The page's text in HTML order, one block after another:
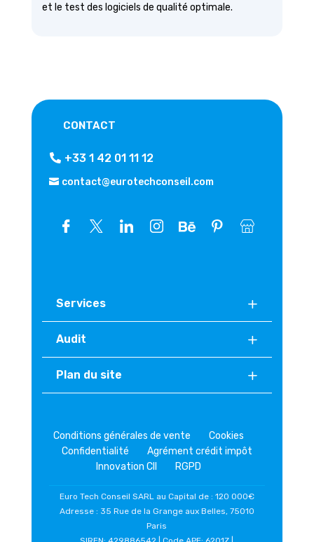
et le test des logiciels de qualité optimale.
CONTACT
+33 1 42 01 11 12
contact@eurotechconseil.com
Services
Audit
Plan du site
Conditions générales de vente
Cookies
Confidentialité
Agrément crédit impôt
Innovation CII
RGPD
Euro Tech Conseil SARL au Capital de : 120 000€
Adresse : 35 Rue de la Grange aux Belles, 75010
Paris